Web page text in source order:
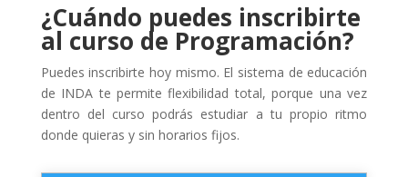
¿Cuándo puedes inscribirte
al curso de Programación?
Puedes inscribirte hoy mismo. El sistema de educación
de INDA te permite flexibilidad total, porque una vez
dentro del curso podrás estudiar a tu propio ritmo
donde quieras y sin horarios fijos.